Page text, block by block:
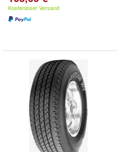
Kostenloser Versand